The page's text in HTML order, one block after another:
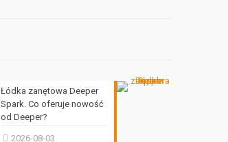
Łódka zanętowa Deeper
Spark. Co oferuje nowość
od Deeper?
2026-08-03